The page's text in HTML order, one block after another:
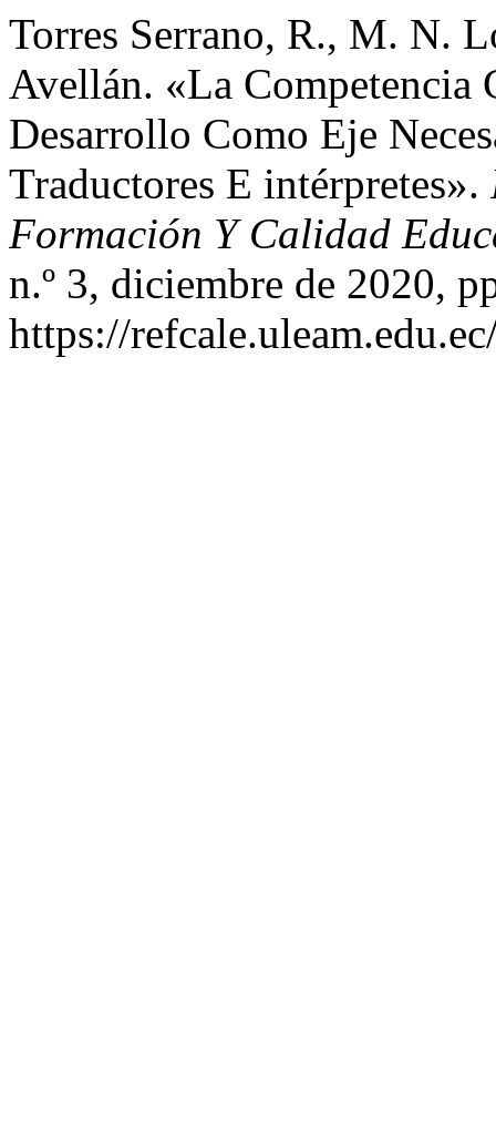
Torres Serrano, R., M. N.
Avellán. «La
Desarrollo Como Eje
Traductores E intérpretes».
Formación Y Calidad
n.º 3, diciembre de 2020,
https://